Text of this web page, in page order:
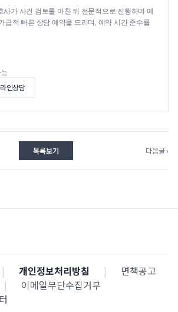
사가 사건 검토를 마친 뒤 전문적으로 진행하며 예
급적 빠른 상담 예약을 드리며, 예약 시간 준수를
인상담
목록보기 다음글 ›
| 개인정보처리방침 |
면책공고
|
이메일무단수집거부